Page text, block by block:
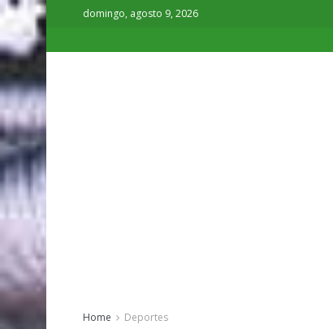
domingo, agosto 9, 2026
Home Deportes